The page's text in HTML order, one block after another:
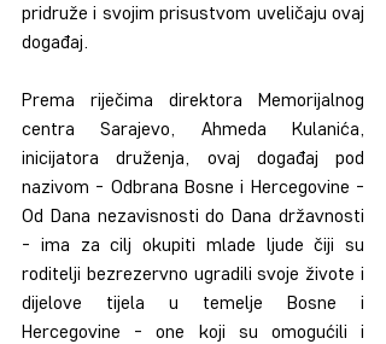
pridruže i svojim prisustvom uveličaju ovaj
događaj.
Prema riječima direktora Memorijalnog
centra Sarajevo, Ahmeda Kulanića,
inicijatora druženja, ovaj događaj pod
nazivom - Odbrana Bosne i Hercegovine -
Od Dana nezavisnosti do Dana državnosti
- ima za cilj okupiti mlade ljude čiji su
roditelji bezrezervno ugradili svoje živote i
dijelove tijela u temelje Bosne i
Hercegovine - one koji su omogućili i